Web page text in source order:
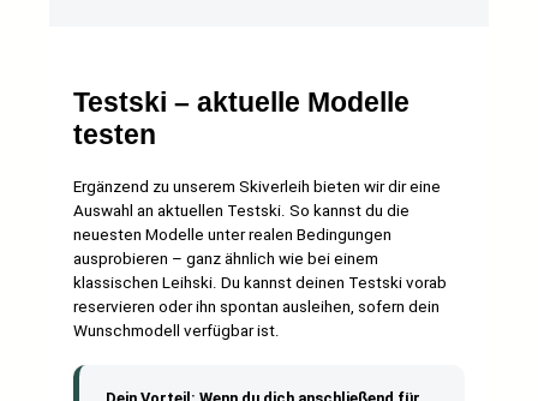
Testski – aktuelle Modelle
testen
Ergänzend zu unserem Skiverleih bieten wir dir eine
Auswahl an aktuellen Testski. So kannst du die
neuesten Modelle unter realen Bedingungen
ausprobieren – ganz ähnlich wie bei einem
klassischen Leihski. Du kannst deinen Testski vorab
reservieren oder ihn spontan ausleihen, sofern dein
Wunschmodell verfügbar ist.